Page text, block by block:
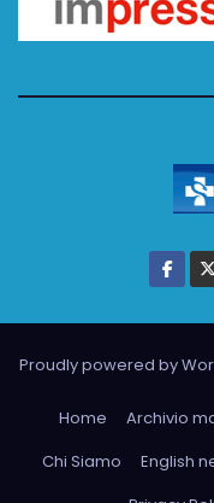
Proudly powered by
Home Archivio
Chi Siamo
English